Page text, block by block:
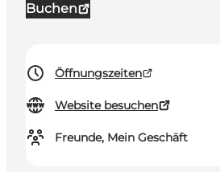
Buchen
Öffnungszeiten
Website besuchen
Freunde, Mein Geschäft